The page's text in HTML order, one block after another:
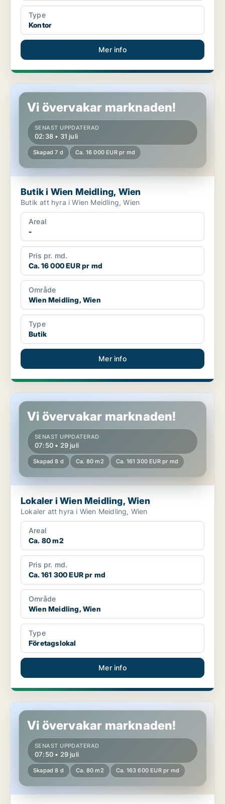
Type
Kontor
Mer info
Butik i Wien Meidling, Wien
Vi övervakar marknaden!
SENAST UPPDATERAD
02:38 • 31 juli
Skapad 7 d Ca. 16 000 EUR pr md
Butik i Wien Meidling, Wien
Butik att hyra i Wien Meidling, Wien
Areal
-
Pris pr. md.
Ca. 16 000 EUR pr md
Område
Wien Meidling, Wien
Type
Butik
Mer info
Lokaler i Wien Meidling, Wien
Vi övervakar marknaden!
SENAST UPPDATERAD
07:50 • 29 juli
Skapad 8 d Ca. 80 m2 Ca. 161 300 EUR pr md
Lokaler i Wien Meidling, Wien
Lokaler att hyra i Wien Meidling, Wien
Areal
Ca. 80 m2
Pris pr. md.
Ca. 161 300 EUR pr md
Område
Wien Meidling, Wien
Type
Företagslokal
Mer info
Lokaler i Wien Meidling, Wien
Vi övervakar marknaden!
SENAST UPPDATERAD
07:50 • 29 juli
Skapad 8 d Ca. 80 m2 Ca. 163 600 EUR pr md